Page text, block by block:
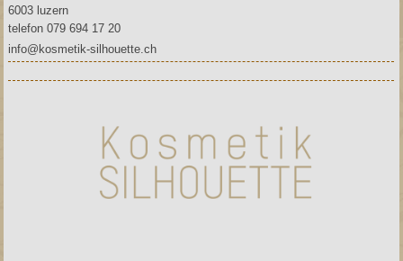
6003 luzern
telefon 079 694 17 20
info@kosmetik-silhouette.ch